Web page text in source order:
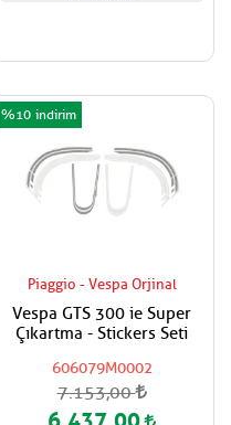
Piaggio - Vespa Orjinal
Vespa GTS 300 ie Super
Çıkartma - Stickers Seti
606079M0002
%10
7.153,00